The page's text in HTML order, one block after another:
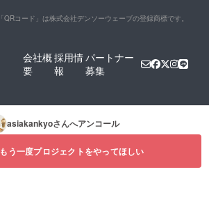
「QRコード」は株式会社デンソーウェーブの登録商標です。
会社概
要
採用情
報
パートナー
募集
asiakankyoさんへアンコール
もう一度プロジェクトをやってほしい